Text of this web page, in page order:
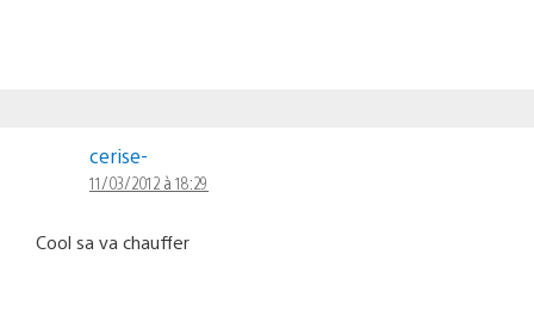
cerise-
11/03/2012 à 18:29
Cool sa va chauffer